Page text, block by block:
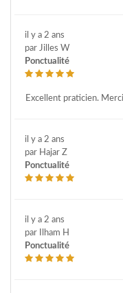
il y a 2 ans
par Jilles W
Ponctualité
Excellent praticien.
il y a 2 ans
par Hajar Z
Ponctualité
il y a 2 ans
par Ilham H
Ponctualité